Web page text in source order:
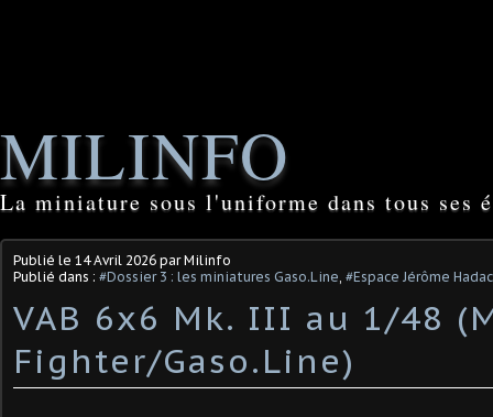
MILINFO
La miniature sous l'uniforme dans tous ses
Publié le 14 Avril 2026 par Milinfo
Publié dans : #Dossier 3 : les miniatures Gaso.Line, #Espace Jérôme
VAB 6x6 Mk. III au 1/48
Fighter/Gaso.Line)